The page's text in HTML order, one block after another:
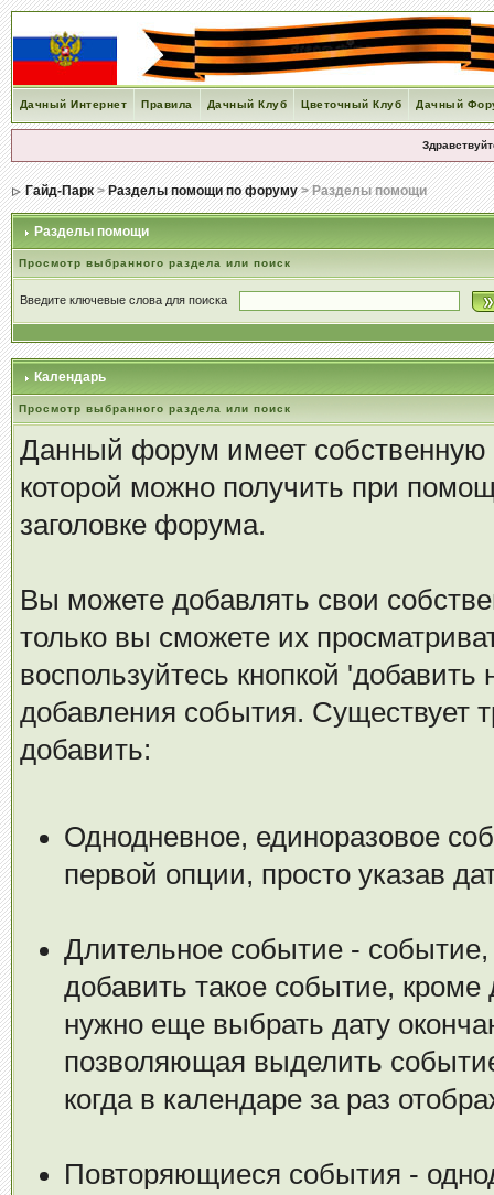
Дачный Интернет Правила Дачный Клуб Цветочный Клуб Дачный
Гайд-Парк>Разделы помощи по форуму> Разделы помощи
Разделы помощи
Просмотр выбранного раздела или поиск
Введите ключевые слова для поиска
Календарь
Просмотр выбранного раздела или поиск
Данный форум имеет собственную
которой можно получить при
заголовке форума.
Вы можете добавлять свои
только вы сможете их
воспользуйтесь кнопкой
добавления события. Существует
добавить:
Однодневное, единоразовое
первой опции, просто указав
Длительное событие -
добавить такое событие,
нужно еще выбрать дату
позволяющая выделить
когда в календаре за раз
Повторяющиеся события -